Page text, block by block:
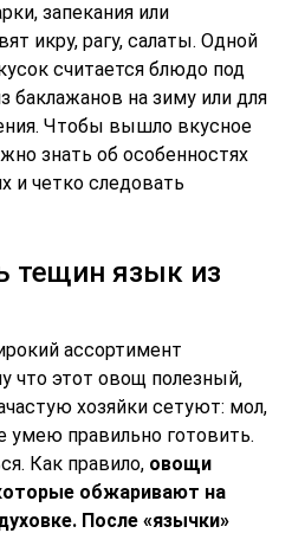
запекания или
икру, рагу, салаты. Одной
считается блюдо под
баклажанов на зиму или для
Чтобы вышло вкусное
знать об особенностях
и четко следовать
тещин язык из
ассортимент
что этот овощ полезный,
хозяйки сетуют: мол,
правильно готовить.
Как правило, овощи
обжаривают на
После «язычки»